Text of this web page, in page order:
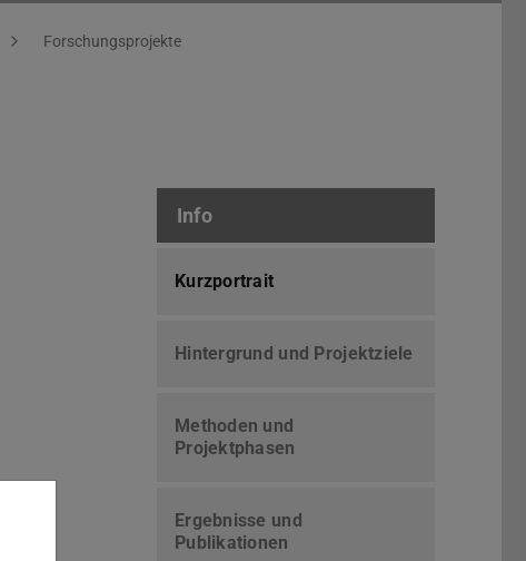
Forschungsprojekte
Info
Kurzportrait
Hintergrund und Projektziele
Methoden und
Projektphasen
Ergebnisse und
Publikationen